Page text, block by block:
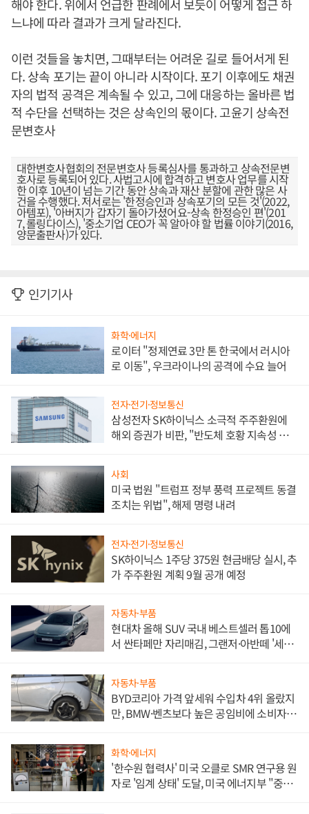
해야 한다. 위에서 언급한 판례에서 보듯이 어떻게 접근 하
느냐에 따라 결과가 크게 달라진다.
이런 것들을 놓치면, 그때부터는 어려운 길로 들어서게 된
다. 상속 포기는 끝이 아니라 시작이다. 포기 이후에도 채권
자의 법적 공격은 계속될 수 있고, 그에 대응하는 올바른 법
적 수단을 선택하는 것은 상속인의 몫이다. 고윤기 상속전
문변호사
대한변호사협회의 전문변호사 등록심사를 통과하고 상속전문변
호사로 등록되어 있다. 사법고시에 합격하고 변호사 업무를 시작
한 이후 10년이 넘는 기간 동안 상속과 재산 분할에 관한 많은 사
건을 수행했다. 저서로는 '한정승인과 상속포기의 모든 것'(2022,
아템포), '아버지가 갑자기 돌아가셨어요-상속 한정승인 편'(201
7, 롤링다이스), '중소기업 CEO가 꼭 알아야 할 법률 이야기(2016,
양문출판사)가 있다.
인기기사
화학·에너지
로이터 "정제연료 3만 톤 한국에서 러시아
로 이동", 우크라이나의 공격에 수요 늘어
전자·전기·정보통신
삼성전자 SK하이닉스 소극적 주주환원에
해외 증권가 비판, "반도체 호황 지속성 의
사회
미국 법원 "트럼프 정부 풍력 프로젝트 동결
조치는 위법", 해제 명령 내려
전자·전기·정보통신
SK하이닉스 1주당 375원 현금배당 실시, 추
가 주주환원 계획 9월 공개 예정
자동차·부품
현대차 올해 SUV 국내 베스트셀러 톱10에
서 싼타페만 자리매김, 그랜저·아반떼 '세단
자동차·부품
BYD코리아 가격 앞세워 수입차 4위 올랐지
만, BMW·벤츠보다 높은 공임비에 소비자
화학·에너지
'한수원 협력사' 미국 오클로 SMR 연구용 원
자로 '임계 상태' 도달, 미국 에너지부 "중요